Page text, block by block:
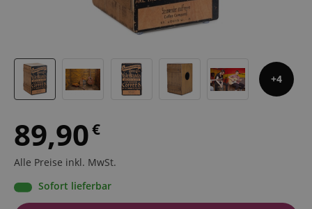
4
89,90€
Alle Preise inkl. MwSt.
Sofort lieferbar